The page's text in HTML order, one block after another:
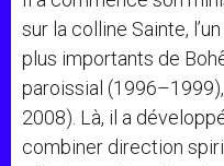
sur la colline Sainte,
plus importants de
paroissial
2008). Là, il a
combiner direction